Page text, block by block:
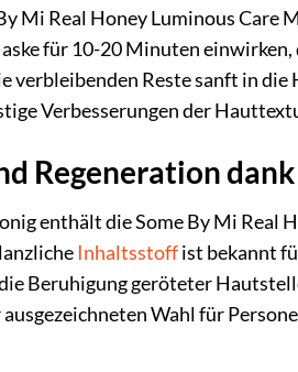
Mi Real Honey Luminous Care
für 10-20 Minuten
verbleibenden Reste sanft in
Verbesserungen der
Regeneration
enthält die Some By Mi Real
Inhaltsstoffist bekannt
Beruhigung geröteter
Wahl für